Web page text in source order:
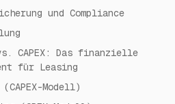
und Compliance
vs. CAPEX: Das finanzielle
für Leasing
Modell)